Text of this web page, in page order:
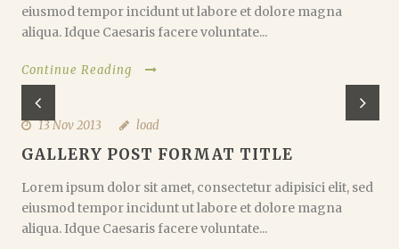
eiusmod tempor incidunt ut labore et dolore magna
aliqua. Idque Caesaris facere voluntate...
Continue Reading
13 Nov 2013 load
GALLERY POST FORMAT TITLE
Lorem ipsum dolor sit amet, consectetur adipisici elit, sed
eiusmod tempor incidunt ut labore et dolore magna
aliqua. Idque Caesaris facere voluntate...